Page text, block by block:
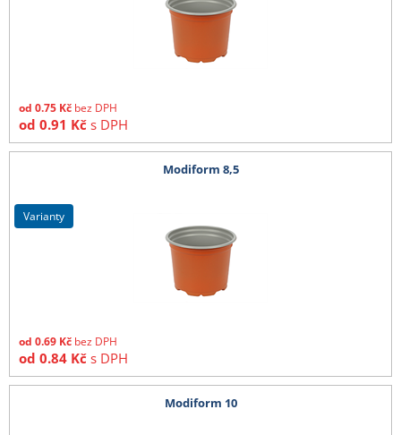
od 0.75 Kč bez DPH
od 0.91 Kč s DPH
Modiform 8,5
od 0.69 Kč bez DPH
od 0.84 Kč s DPH
varianty
Modiform 10